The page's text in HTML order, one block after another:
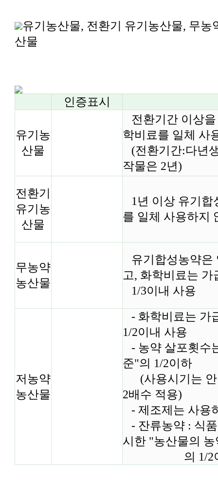
유기농산물, 전환기 유기농산물, 무농
산물
인증표시
유기농
산물
전환기간 이상
학비료를 일체 사
(전환기간:다년
작물은 2년)
전환기
유기농
산물
1년 이상 유기합
를 일체 사용하지
무농약
농산물
유기합성농약은
고, 화학비료는
1/3이내 사용
저농약
농산물
- 화학비료는 가
1/2이내 사용
- 농약 살포횟수
준"의 1/2이하
(사용시기는 안
2배수 적용)
- 제조제는 사용
- 잔류농약 : 식
시한 "농산물의
의 1/2이